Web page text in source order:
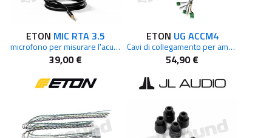
ETON MIC RTA 3.5
microfono per misurare l'acustica interna del veicolo e per la funzione RTA dei DSP ETON
39,00 €
ETON UG ACCM4
Cavi di collegamento per amplificatore a 4 canali per PA 4
54,90 €